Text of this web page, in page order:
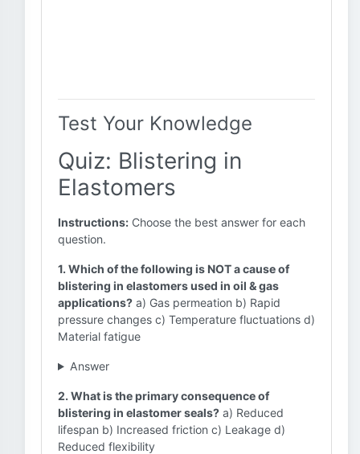
Test Your Knowledge
Quiz: Blistering in
Elastomers
Instructions: Choose the best answer for each
question.
1. Which of the following is NOT a cause of
blistering in elastomers used in oil & gas
applications? a) Gas permeation b) Rapid
pressure changes c) Temperature fluctuations d)
Material fatigue
Answer
2. What is the primary consequence of
blistering in elastomer seals? a) Reduced
lifespan b) Increased friction c) Leakage d)
Reduced flexibility